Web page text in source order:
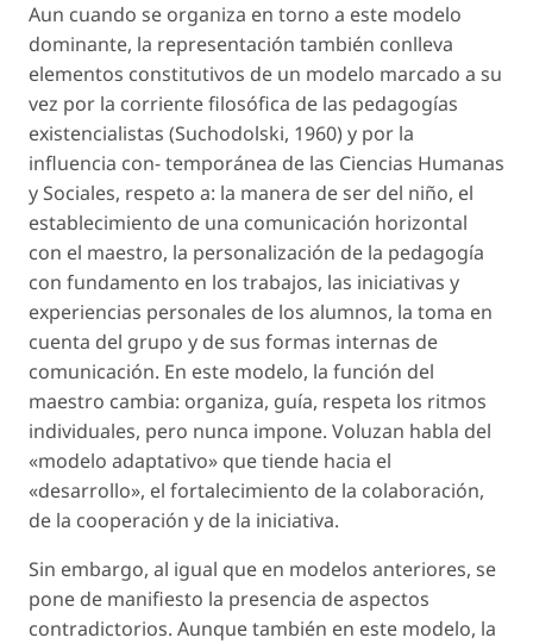
Aun cuando se organiza en torno a este modelo
dominante, la representación también conlleva
elementos constitutivos de un modelo marcado a su
vez por la corriente filosófica de las pedagogías
existencialistas (Suchodolski, 1960) y por la
influencia con- temporánea de las Ciencias Humanas
y Sociales, respeto a: la manera de ser del niño, el
establecimiento de una comunicación horizontal
con el maestro, la personalización de la pedagogía
con fundamento en los trabajos, las iniciativas y
experiencias personales de los alumnos, la toma en
cuenta del grupo y de sus formas internas de
comunicación. En este modelo, la función del
maestro cambia: organiza, guía, respeta los ritmos
individuales, pero nunca impone. Voluzan habla del
«modelo adaptativo» que tiende hacia el
«desarrollo», el fortalecimiento de la colaboración,
de la cooperación y de la iniciativa.
Sin embargo, al igual que en modelos anteriores, se
pone de manifiesto la presencia de aspectos
contradictorios. Aunque también en este modelo, la